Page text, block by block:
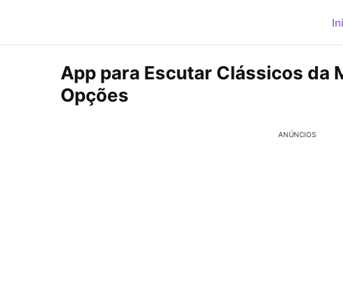
App para Escutar Clássicos da
Opções
ANÚNCIOS